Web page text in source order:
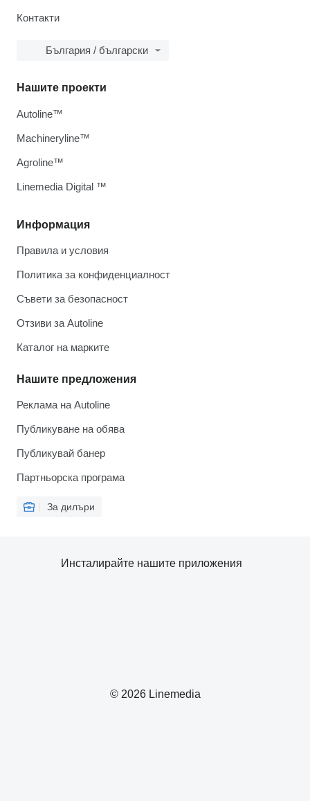
Контакти
България / български
Информация
Правила и условия
Политика за конфиденциалност
Съвети за безопасност
Отзиви за Autoline
Каталог на марките
Нашите предложения
Реклама на Autoline
Публикуване на обява
Публикувай банер
Партньорска програма
За дилъри
Нашите проекти
Autoline™
Machineryline™
Agroline™
Linemedia Digital ™
© 2026 Linemedia
Инсталирайте нашите приложения